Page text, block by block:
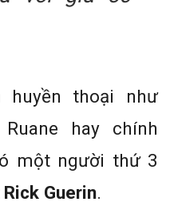
huyền thoại như
hay chính
một người thứ 3
Rick Guerin.